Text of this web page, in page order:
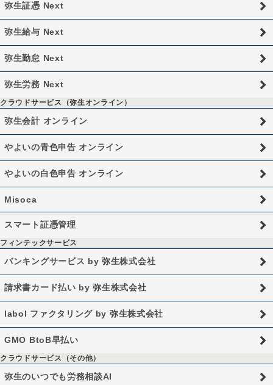
弥生証憑 Next
弥生給与 Next
弥生勤怠 Next
弥生労務 Next
クラウドサービス（弥生オンライン）
弥生会計 オンライン
やよいの青色申告 オンライン
やよいの白色申告 オンライン
Misoca
スマート証憑管理
フィンテックサービス
バンキングサービス by 弥生株式会社
請求書カード払い by 弥生株式会社
labol ファクタリング by 弥生株式会社
GMO BtoB早払い
クラウドサービス（その他）
弥生のいつでも労務相談AI